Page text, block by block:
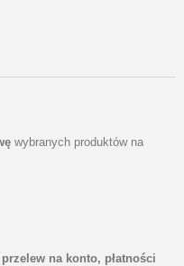
wybranych produktów na
przelew na konto, płatności